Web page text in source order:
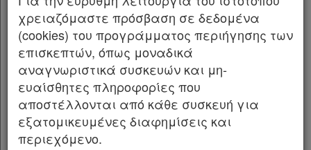
Άρθρο 4
Άρθρο 5
Υπογραφές
σχεδίου περιοχή της Δημοτικής Ενότητας
Πυλαίας του Δήμου Πυλαίας-Χορτιάτη (ν.
Θεσσαλονίκης), για τον καθορισμό του
χώρου των Κοιμητηρίων Αναστάσεως του
Κυρίου και του Κέντρου Αποτέφρωσης
Νεκρών (Κ.Α.Ν.), καθορισμός όρων και
περιορισμών δόμησης και επιβολή
προκηπίου.
χρειαζόμαστε πρόσβαση σε δεδομένα
(cookies) του προγράμματος περιήγησης των
επισκεπτών, όπως μοναδικά
αναγνωριστικά συσκευών και μη-
ευαίσθητες πληροφορίες που
αποστέλλονται από κάθε συσκευή για
εξατομικευμένες διαφημίσεις και
περιεχόμενο.